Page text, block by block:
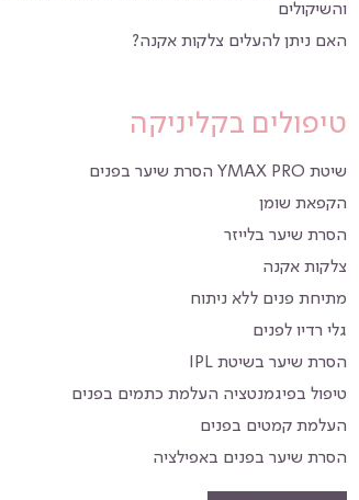
והשיקולים
האם ניתן להעלים צלקות אקנה?
טיפולים בקליניקה
שיטת YMAX PRO הסרת שיער בפנים
הקפאת שומן
הסרת שיער בלייזר
צלקות אקנה
מתיחת פנים ללא ניתוח
גלי רדיו לפנים
הסרת שיער בשיטת IPL
טיפול בפיגמנטציה העלמת כתמים בפנים
העלמת קמטים בפנים
הסרת שיער בפנים באפילציה